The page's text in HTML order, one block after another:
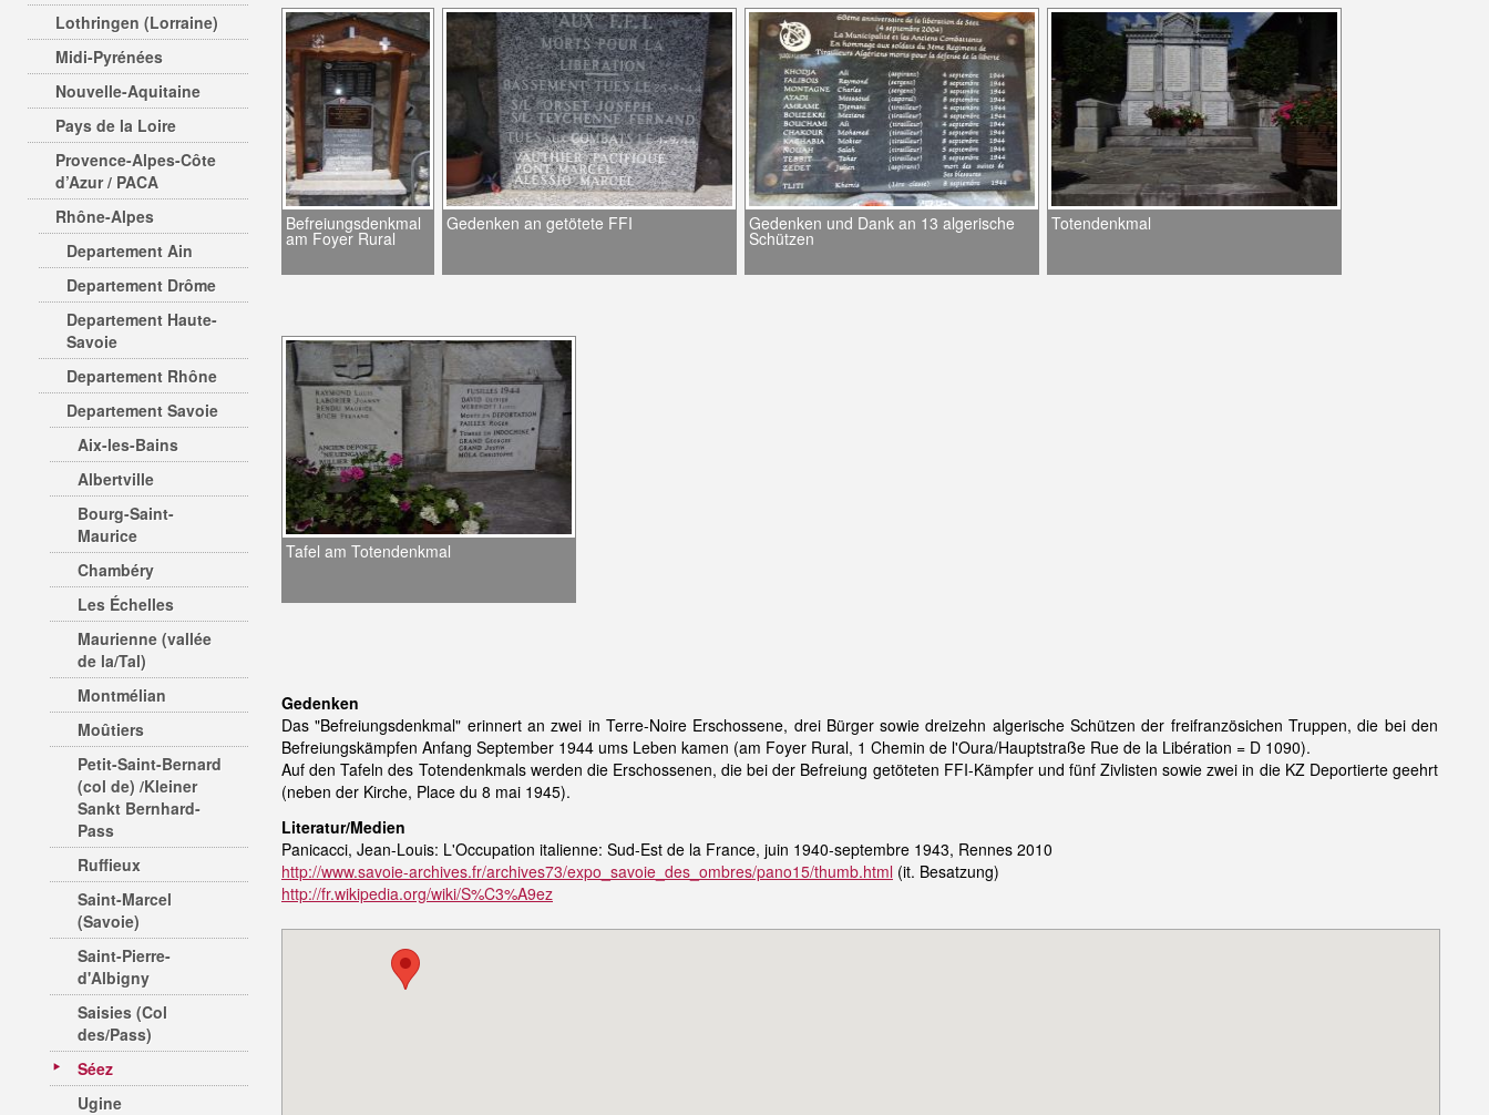
Lothringen (Lorraine)
Midi-Pyrénées
Nouvelle-Aquitaine
Pays de la Loire
Provence-Alpes-Côte
d’Azur / PACA
Rhône-Alpes
Departement Ain
Departement Drôme
Departement Haute-
Savoie
Departement Rhône
Departement Savoie
Aix-les-Bains
Albertville
Bourg-Saint-
Maurice
Chambéry
Les Échelles
Maurienne (vallée
de la/Tal)
Montmélian
Moûtiers
Petit-Saint-Bernard
(col de) /Kleiner
Sankt Bernhard-
Pass
Ruffieux
Saint-Marcel
(Savoie)
Saint-Pierre-
d'Albigny
Saisies (Col
des/Pass)
Séez
Ugine
Befreiungsdenkmal
am Foyer Rural
Gedenken an getötete FFI Gedenken und Dank an 13 algerische
Schützen
Totendenkmal
Tafel am Totendenkmal
Gedenken
Das "Befreiungsdenkmal" erinnert an zwei in Terre-Noire Erschossene, drei Bürger sowie dreizehn algerische Schützen der freifranzösichen Truppen, die bei den
Befreiungskämpfen Anfang September 1944 ums Leben kamen (am Foyer Rural, 1 Chemin de l'Oura/Hauptstraße Rue de la Libération = D 1090).
Auf den Tafeln des Totendenkmals werden die Erschossenen, die bei der Befreiung getöteten FFI-Kämpfer und fünf Zivlisten sowie zwei in die KZ Deportierte geehrt
(neben der Kirche, Place du 8 mai 1945).
Literatur/Medien
Panicacci, Jean-Louis: L'Occupation italienne: Sud-Est de la France, juin 1940-septembre 1943, Rennes 2010
http://www.savoie-archives.fr/archives73/expo_savoie_des_ombres/pano15/thumb.html (it. Besatzung)
http://fr.wikipedia.org/wiki/S%C3%A9ez